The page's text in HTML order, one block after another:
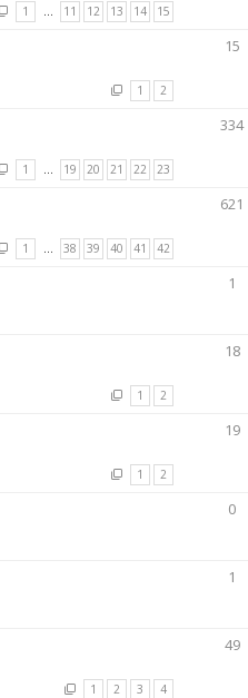
1 … 11 12 13 14 15
1 2
15
1 … 19 20 21 22 23
334
1 … 38 39 40 41 42
621
1
1 2
18
1 2
19
0
1
1 2 3 4
49